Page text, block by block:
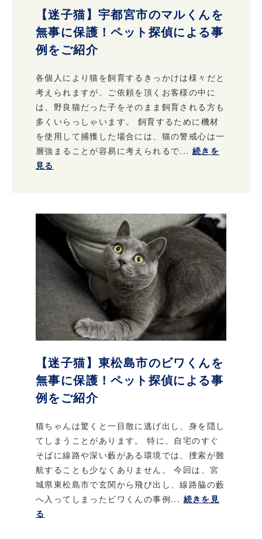
【迷子猫】宇都宮市のマルくんを
無事に保護！ペット探偵による事
例をご紹介
各個人により猫を飼育するきっかけは様々だと
考えられますが、ご依頼を頂くお客様の中に
は、野良猫だった子をそのまま飼育される方も
多くいらっしゃいます。 飼育するために機材
を使用して捕獲した場合には、猫の警戒心は一
層強まることが容易に考えられるで... 続きを
見る
【迷子猫】東松島市のビワくんを
無事に保護！ペット探偵による事
例をご紹介
猫ちゃんは驚くと一目散に逃げ出し、身を隠し
てしまうことがあります。 特に、自宅のすぐ
そばに線路や深い藪がある環境では、捜索が難
航することも少なくありません。 今回は、宮
城県東松島市で玄関から飛び出し、線路脇の藪
へ入ってしまったビワくんの事例... 続きを見
る